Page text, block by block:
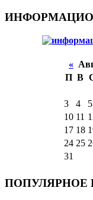
«
П В
3
4 5
10 11
17 18
24 25
31
ПОПУЛЯРНОЕ